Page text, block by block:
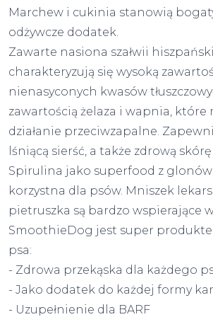
Marchew i cukinia stanowią
odżywcze dodatek.
Zawarte nasiona szałwii
charakteryzują się wysoką
nienasyconych kwasów
zawartością żelaza i wapnia, które
działanie przeciwzapalne.
lśniącą sierść, a także zdrową
Spirulina jako superfood z
korzystna dla psów. Mniszek
pietruszka są bardzo wspierające
SmoothieDog jest super
psa:
- Zdrowa przekąska dla każdego
- Jako dodatek do każdej formy
- Uzupełnienie dla BARF